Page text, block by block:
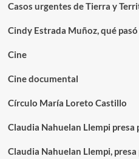
Casos urgentes de Tierra y
Cindy Estrada Muñoz, qué
Cine
Cine documental
Círculo María Loreto Castillo
Claudia Nahuelan Llempi presa
Claudia Nahuelan Llempi,